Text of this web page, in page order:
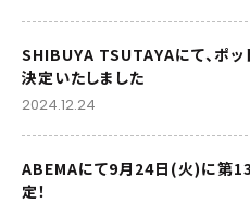
SHIBUYA TSUTAYAにて、ポッ
決定いたしました
2024.12.24
ABEMAにて9月24日(火)に第
定！